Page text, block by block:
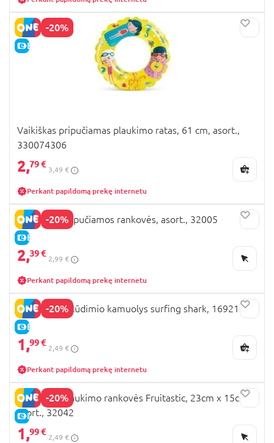
-20%
E-KAINA
Vaikiškas pripučiamas plaukimo ratas, 61 cm, asort.,
330074306
2,79 €
3,49 €
Perkant papildomą prekę internetu
-20%
E-KAINA
BESTWAY pripučiamos rankovės, asort., 32005
2,39 €
2,99 €
Perkant papildomą prekę internetu
-20%
E-KAINA
MONDO paplūdimio kamuolys surfing shark, 16921
1,99 €
2,49 €
Perkant papildomą prekę internetu
-20%
E-KAINA
BESTWAY plaukimo rankovės Fruitastic, 23cm x 15cm,
asort., 32042
1,99 €
2,49 €